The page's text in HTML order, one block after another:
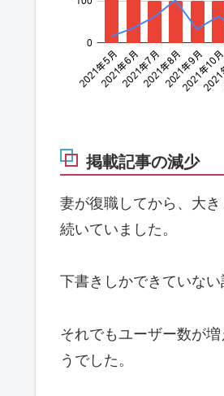
掲載記事の減少
妻が復職してから、大
続いていました。
下書きしかできていな
それでもユーザー数が
うでした。